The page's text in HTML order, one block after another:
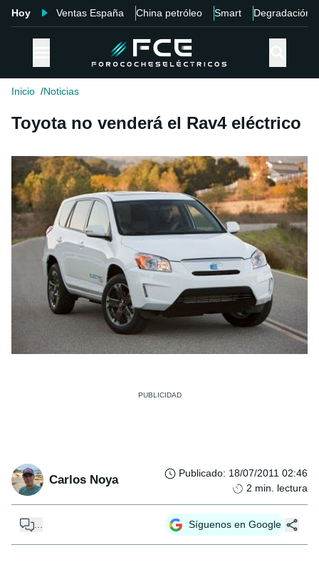
Hoy Ventas España China petróleo Smart Degradación
Inicio Noticias
Toyota no venderá el Rav4 eléctrico
Carlos Noya Publicado: 18/07/2011 02:46
2 min. lectura
Síguenos en Google